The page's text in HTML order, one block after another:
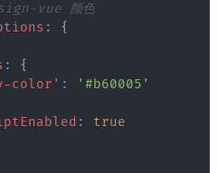
vue 颜色
:
{
:
{
color' :
'#b60005'
:
true